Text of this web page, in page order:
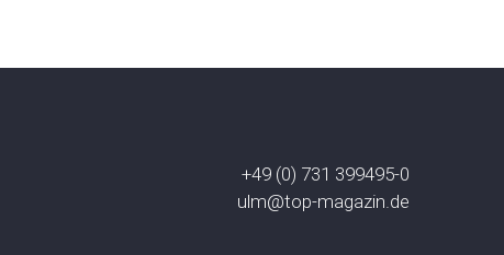
+49 (0) 731 399495-0
ulm@top-magazin.de